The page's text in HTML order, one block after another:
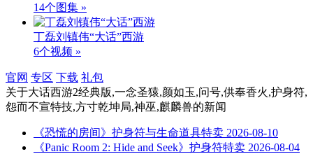
14个图集 »
丁磊刘镇伟“大话”西游
6个视频 »
官网 专区 下载 礼包
关于大话西游2经典版,一念圣猿,颜如玉,问号,供奉香火,护身符,
怨而不宣特技,方寸乾坤局,神巫,麒麟兽的新闻
《恐慌的房间》护身符与生命道具特卖 2026-08-10
《Panic Room 2: Hide and Seek》护身符特卖 2026-08-04